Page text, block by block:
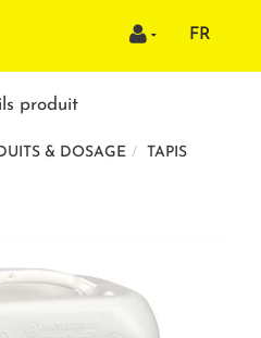
FR
produit
& DOSAGE TAPIS